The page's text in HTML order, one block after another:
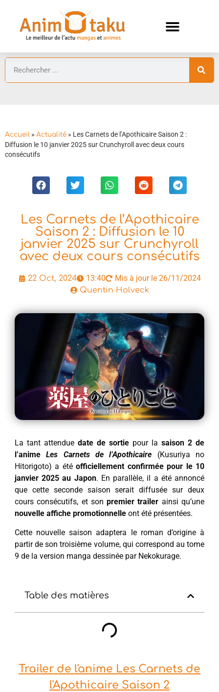
Accueil » Actualité » Les Carnets de l’Apothicaire Saison 2 :
Diffusion le 10 janvier 2025 sur Crunchyroll avec deux cours
consécutifs
Les Carnets de l’Apothicaire
Saison 2 : Diffusion le 10
janvier 2025 sur Crunchyroll
avec deux cours consécutifs
22 Oct, 2024 13:40 Mis à jour le 26/11/2024
Quentin Holveck
La tant attendue date de sortie pour la saison 2 de
l’animeLes Carnets de l’Apothicaire (Kusuriya no
Hitorigoto) a étéofficiellement confirmée pour le 10
janvier 2025 au Japon. En parallèle, il a été annoncé
que cette seconde saison serait diffusée sur deux
cours consécutifs, et sonpremier trailer ainsi qu’une
nouvelle affiche promotionnelle ont été présentées.
Cette nouvelle saison adaptera le roman d’origine à
partir de son troisième volume, qui correspond au tome
9 de la version manga dessinée par Nekokurage.
Table des matières
Trailer de l'anime Les Carnets de
l'Apothicaire Saison 2